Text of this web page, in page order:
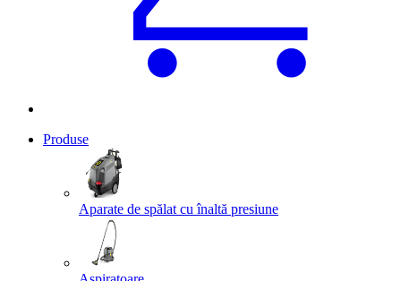
Produse
Aparate de spălat cu înaltă presiune